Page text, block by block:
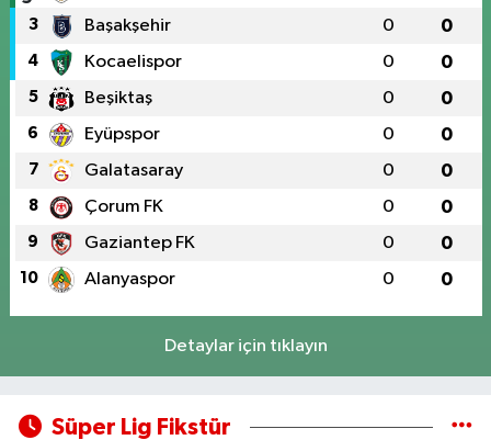
3 Başakşehir 0 0
4 Kocaelispor 0 0
5 Beşiktaş 0 0
6 Eyüpspor 0 0
7 Galatasaray 0 0
8 Çorum FK 0 0
9 Gaziantep FK 0 0
10 Alanyaspor 0 0
Detaylar için tıklayın
Süper Lig Fikstür